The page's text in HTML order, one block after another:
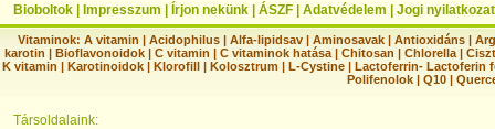
Bioboltok Impresszum Írjon nekünk ÁSZF Adatvédelem Jogi nyilatkozat
Vitaminok: A vitamin |Acidophilus |Alfa-lipidsav |Aminosavak |Antioxidáns |
karotin | Bioflavonoidok | C vitamin | C vitaminok hatása | Chitosan | Chlorella |
K vitamin | Karotinoidok | Klorofill | Kolosztrum | L-Cystine | Lactoferrin- Lactoferin
Polifenolok |Q10 |
Társoldalaink: